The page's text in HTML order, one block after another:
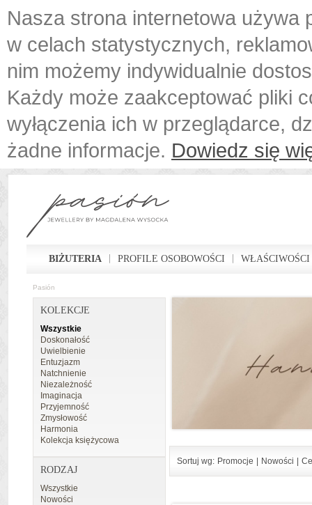
Nasza strona internetowa używa
w celach statystycznych,
nim możemy indywidualnie
Każdy może zaakceptować pliki
wyłączenia ich w przeglądarce,
żadne informacje. Dowiedz się
BIŻUTERIA PROFILE OSOBOWOŚCI
Pasión
KOLEKCJE
Wszystkie
Doskonałość
Uwielbienie
Entuzjazm
Natchnienie
Niezależność
Imaginacja
Przyjemność
Zmysłowość
Harmonia
Kolekcja księżycowa
RODZAJ
Wszystkie
Nowości
Sortuj wg: Promocje Nowości